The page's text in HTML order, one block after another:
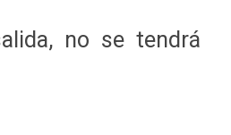
no se tendrá